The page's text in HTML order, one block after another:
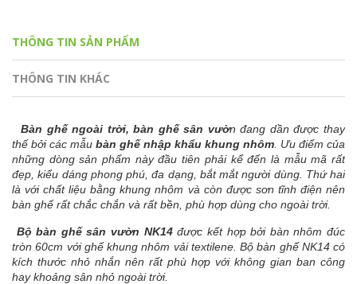
THÔNG TIN SẢN PHẨM
THÔNG TIN KHÁC
Bàn ghế ngoài trời, bàn ghế sân vườn đang dần được thay
thế bởi các mẫu bàn ghế nhập khẩu khung nhôm . Ưu điểm của
những dòng sản phẩm này đầu tiên phải kể đến là mẫu mã rất
đẹp, kiểu dáng phong phú, đa dạng, bắt mắt người dùng. Thứ hai
là với chất liệu bằng khung nhôm và còn được sơn tĩnh điện nên
bàn ghế rất chắc chắn và rất bền, phù hợp dùng cho ngoài trời.
Bộ bàn ghế sân vườn NK14được kết hợp bởi bàn nhôm đúc
tròn 60cm với ghế khung nhôm vải textilene. Bộ bàn ghế NK14 có
kích thước nhỏ nhắn nên rất phù hợp với không gian ban công
hay khoảng sân nhỏ ngoài trời.